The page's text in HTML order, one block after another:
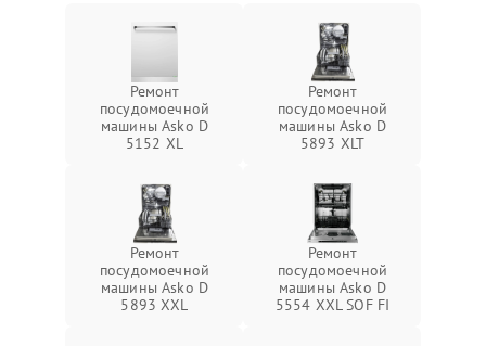
Ремонт
посудомоечной
машины Asko D
5152 XL
Ремонт
посудомоечной
машины Asko D
5893 XLT
Ремонт
посудомоечной
машины Asko D
5893 XXL
Ремонт
посудомоечной
машины Asko D
5554 XXL SOF FI